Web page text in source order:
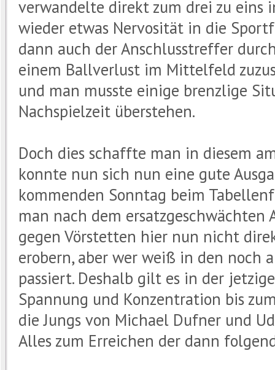
verwandelte direkt zum drei zu eins
wieder etwas Nervosität in die
dann auch der Anschlusstreffer
einem Ballverlust im Mittelfeld
und man musste einige brenzlige
Nachspielzeit überstehen.
Doch dies schaffte man in diesem
konnte nun sich nun eine gute
kommenden Sonntag beim
man nach dem ersatzgeschwächten
gegen Vörstetten hier nun nicht
erobern, aber wer weiß in den noch
passiert. Deshalb gilt es in der
Spannung und Konzentration bis
die Jungs von Michael Dufner und
Alles zum Erreichen der dann